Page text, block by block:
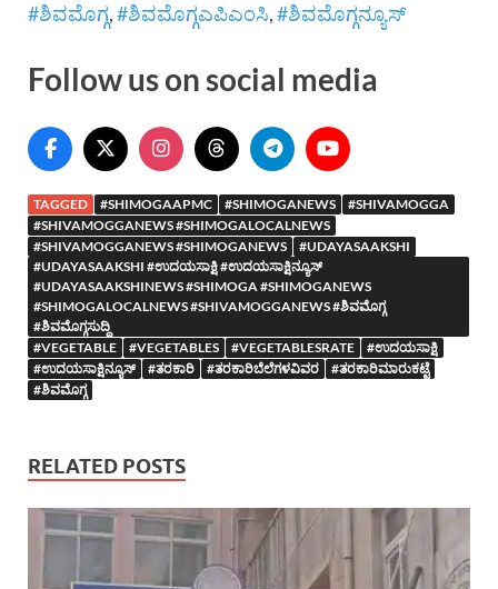
#ಶಿವಮೊಗ್ಗ,#ಶಿವಮೊಗ್ಗಎಪಿಎಂಸಿ,#ಶಿವಮೊಗ್ಗನ್ಯೂಸ್
Follow us on social media
TAGGED #SHIMOGAAPMC #SHIMOGANEWS
#SHIVAMOGGA
#SHIVAMOGGANEWS #SHIMOGALOCALNEWS
#SHIVAMOGGANEWS #SHIMOGANEWS
#UDAYASAAKSHI
#UDAYASAAKSHI #ಉದಯಸಾಕ್ಷಿ #ಉದಯಸಾಕ್ಷಿನ್ಯೂಸ್
#UDAYASAAKSHINEWS #SHIMOGA #SHIMOGANEWS
#SHIMOGALOCALNEWS #SHIVAMOGGANEWS #ಶಿವಮೊಗ್ಗ
#ಶಿವಮೊಗ್ಗಸುದ್ದಿ
#VEGETABLE
#VEGETABLES #VEGETABLESRATE
#ಉದಯಸಾಕ್ಷಿ
#ಉದಯಸಾಕ್ಷಿನ್ಯೂಸ್
#ತರಕಾರಿ #ತರಕಾರಿಬೆಲೆಗಳವಿವರ
#ತರಕಾರಿಮಾರುಕಟ್ಟೆ
#ಶಿವಮೊಗ್ಗ
RELATED POSTS